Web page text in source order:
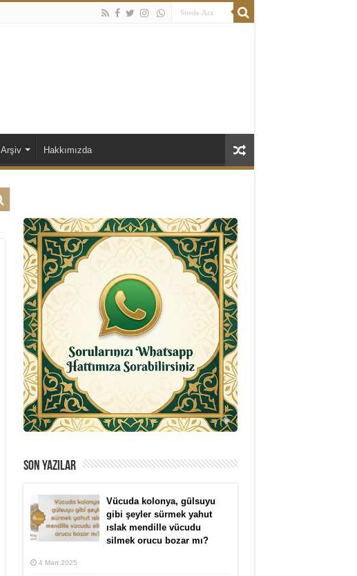
Arşiv Hakkımızda
SON YAZILAR
Vücuda kolonya, gülsuyu
gibi şeyler sürmek yahut
ıslak mendille vücudu
silmek orucu bozar mı?
4 Mart 2025